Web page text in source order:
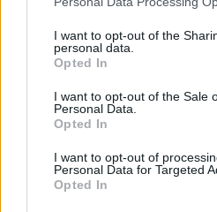
not limited to your visit or usage
grant or deny consent to Google
use your data for below specified
consent section.
I want to opt-out of the
personal data.
Opted In
I want to opt-out of the Sale
Personal Data.
Opted In
I want to opt-out of
Personal Data for Targeted
Opted In
υπαλλήλους του ΔΕΔΔΗΕ
Η γυναίκα κατήγγειλε ότι
κοσμήματα, δαχτυλίδια και